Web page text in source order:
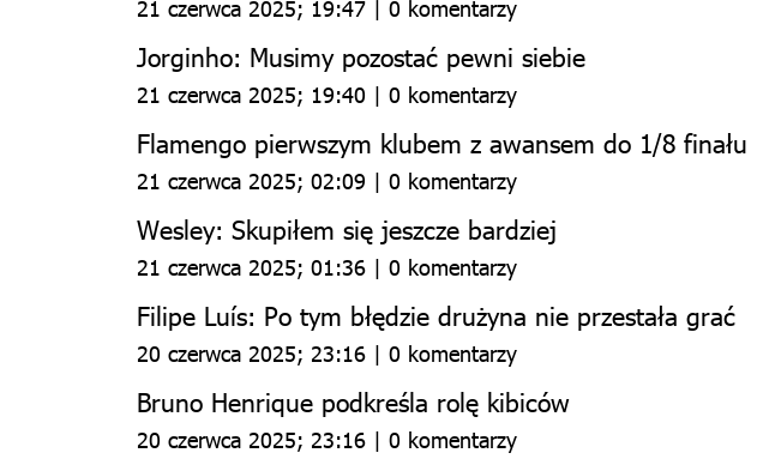
21 czerwca 2025; 19:47 | 0 komentarzy
Jorginho: Musimy pozostać pewni siebie
21 czerwca 2025; 19:40 | 0 komentarzy
Flamengo pierwszym klubem z awansem do 1/8 finału
21 czerwca 2025; 02:09 | 0 komentarzy
Wesley: Skupiłem się jeszcze bardziej
21 czerwca 2025; 01:36 | 0 komentarzy
Filipe Luís: Po tym błędzie drużyna nie przestała grać
20 czerwca 2025; 23:16 | 0 komentarzy
Bruno Henrique podkreśla rolę kibiców
20 czerwca 2025; 23:16 | 0 komentarzy